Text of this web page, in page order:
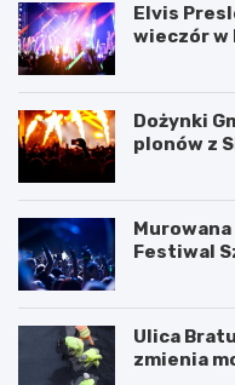
Elvis
wieczór w
Dożynki
plonów z
Festiwal
Ulica
zmienia